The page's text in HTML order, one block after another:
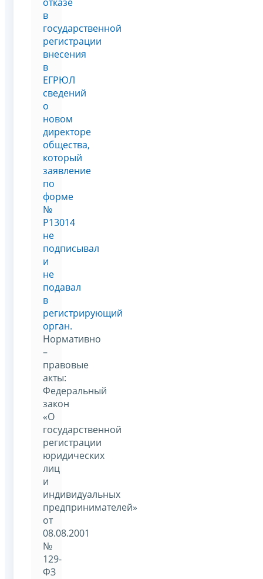
в
государственной
регистрации
внесения
в
ЕГРЮЛ
сведений
о
новом
директоре
общества,
который
заявление
по
форме
№
Р13014
не
подписывал
и
не
подавал
в
регистрирующий
орган.
Нормативно
–
правовые
акты:
Федеральный
закон
«О
государственной
регистрации
юридических
лиц
и
индивидуальных
предпринимателей»
от
08.08.2001
№
129-
ФЗ